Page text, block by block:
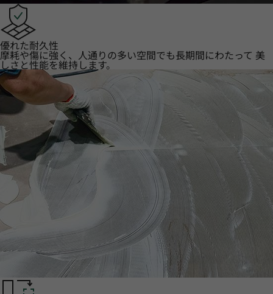
優れた耐久性
摩耗や傷に強く、人通りの多い空間でも長期間にわたって 美
しさと性能を維持します。